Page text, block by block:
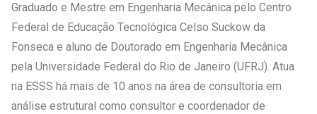
Graduado e Mestre em Engenharia Mecânica pelo Centro
Federal de Educação Tecnológica Celso Suckow da
Fonseca e aluno de Doutorado em Engenharia Mecânica
pela Universidade Federal do Rio de Janeiro (UFRJ). Atua
na ESSS há mais de 10 anos na área de consultoria em
análise estrutural como consultor e coordenador de